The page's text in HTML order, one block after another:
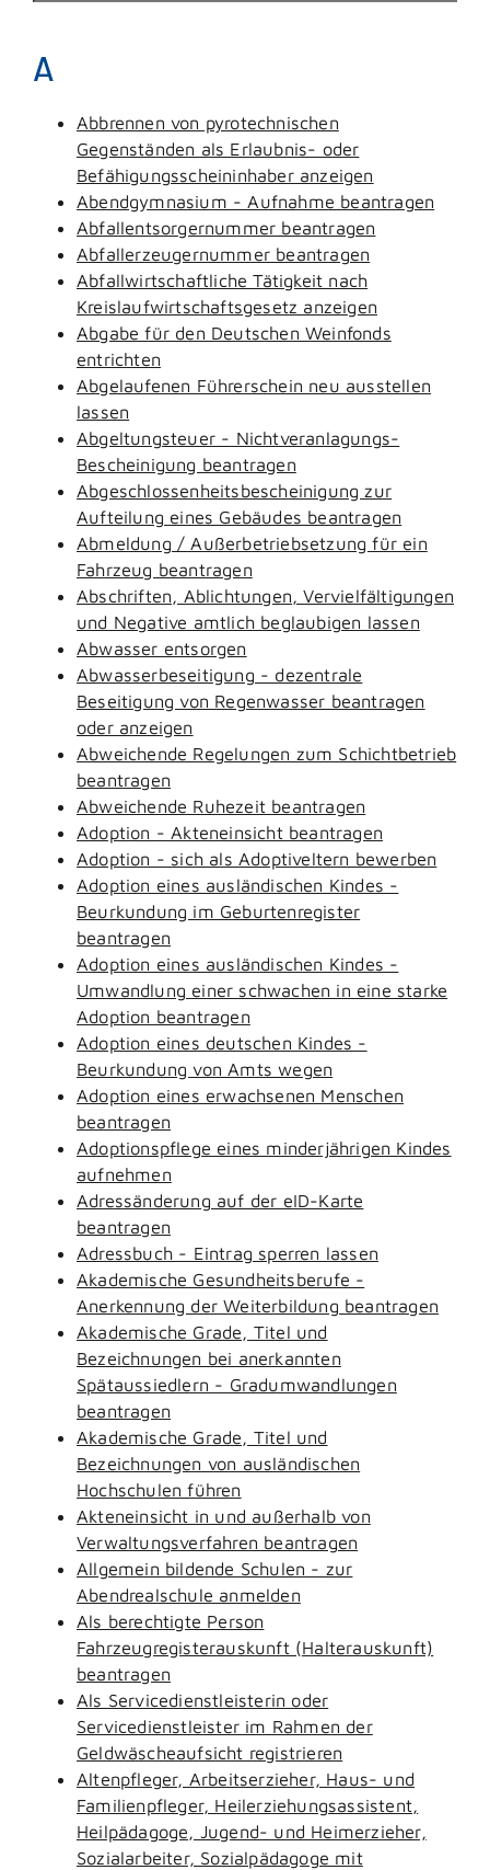
A
Abbrennen von pyrotechnischen
Gegenständen als Erlaubnis- oder
Befähigungsscheininhaber anzeigen
Abendgymnasium - Aufnahme beantragen
Abfallentsorgernummer beantragen
Abfallerzeugernummer beantragen
Abfallwirtschaftliche Tätigkeit nach
Kreislaufwirtschaftsgesetz anzeigen
Abgabe für den Deutschen Weinfonds
entrichten
Abgelaufenen Führerschein neu ausstellen
lassen
Abgeltungsteuer - Nichtveranlagungs-
Bescheinigung beantragen
Abgeschlossenheitsbescheinigung zur
Aufteilung eines Gebäudes beantragen
Abmeldung / Außerbetriebsetzung für ein
Fahrzeug beantragen
Abschriften, Ablichtungen, Vervielfältigungen
und Negative amtlich beglaubigen lassen
Abwasser entsorgen
Abwasserbeseitigung - dezentrale
Beseitigung von Regenwasser beantragen
oder anzeigen
Abweichende Regelungen zum Schichtbetrieb
beantragen
Abweichende Ruhezeit beantragen
Adoption - Akteneinsicht beantragen
Adoption - sich als Adoptiveltern bewerben
Adoption eines ausländischen Kindes -
Beurkundung im Geburtenregister
beantragen
Adoption eines ausländischen Kindes -
Umwandlung einer schwachen in eine starke
Adoption beantragen
Adoption eines deutschen Kindes -
Beurkundung von Amts wegen
Adoption eines erwachsenen Menschen
beantragen
Adoptionspflege eines minderjährigen Kindes
aufnehmen
Adressänderung auf der eID-Karte
beantragen
Adressbuch - Eintrag sperren lassen
Akademische Gesundheitsberufe -
Anerkennung der Weiterbildung beantragen
Akademische Grade, Titel und
Bezeichnungen bei anerkannten
Spätaussiedlern - Gradumwandlungen
beantragen
Akademische Grade, Titel und
Bezeichnungen von ausländischen
Hochschulen führen
Akteneinsicht in und außerhalb von
Verwaltungsverfahren beantragen
Allgemein bildende Schulen - zur
Abendrealschule anmelden
Als berechtigte Person
Fahrzeugregisterauskunft (Halterauskunft)
beantragen
Als Servicedienstleisterin oder
Servicedienstleister im Rahmen der
Geldwäscheaufsicht registrieren
Altenpfleger, Arbeitserzieher, Haus- und
Familienpfleger, Heilerziehungsassistent,
Heilpädagoge, Jugend- und Heimerzieher,
Sozialarbeiter, Sozialpädagoge mit